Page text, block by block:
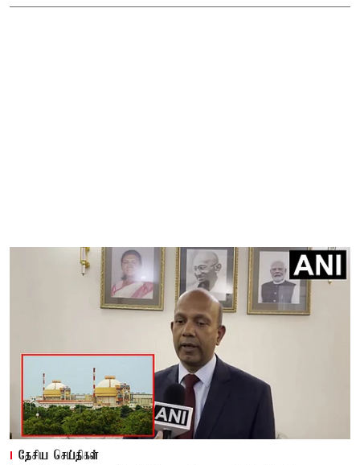
தேசிய செய்திகள்